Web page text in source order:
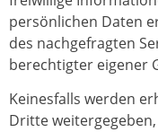
persönlichen Daten
des nachgefragten
berechtigter eigener
Keinesfalls werden
Dritte